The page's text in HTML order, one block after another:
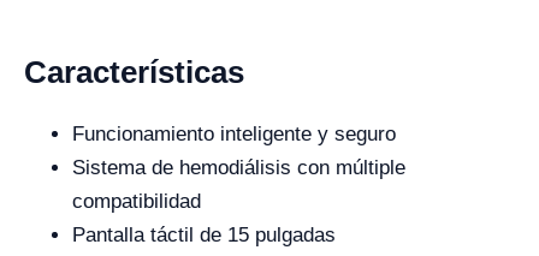
Características
Funcionamiento inteligente y seguro
Sistema de hemodiálisis con múltiple
compatibilidad
Pantalla táctil de 15 pulgadas